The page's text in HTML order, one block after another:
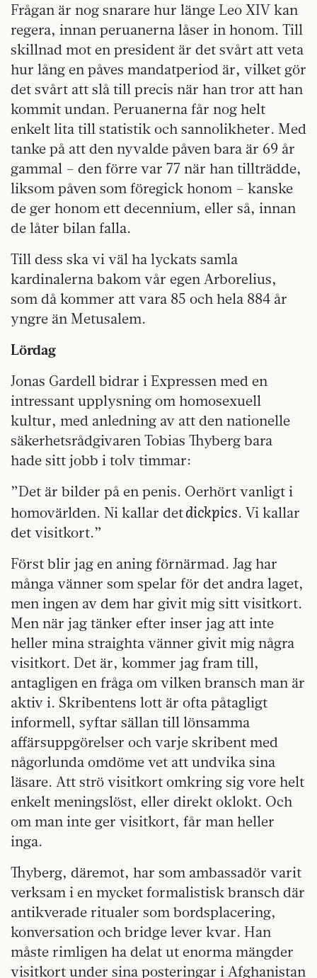
Frågan är nog snarare hur länge Leo XIV kan
regera, innan peruanerna låser in honom. Till
skillnad mot en president är det svårt att veta
hur lång en påves mandatperiod är, vilket gör
det svårt att slå till precis när han tror att han
kommit undan. Peruanerna får nog helt
enkelt lita till statistik och sannolikheter. Med
tanke på att den nyvalde påven bara är 69 år
gammal – den förre var 77 när han tillträdde,
liksom påven som föregick honom – kanske
de ger honom ett decennium, eller så, innan
de låter bilan falla.
Till dess ska vi väl ha lyckats samla
kardinalerna bakom vår egen Arborelius,
som då kommer att vara 85 och hela 884 år
yngre än Metusalem.
Lördag
Jonas Gardell bidrar i Expressen med en
intressant upplysning om homosexuell
kultur, med anledning av att den nationelle
säkerhetsrådgivaren Tobias Thyberg bara
hade sitt jobb i tolv timmar:
”Det är bilder på en penis. Oerhört vanligt i
homovärlden. Ni kallar detdickpics. Vi kallar
det visitkort.”
Först blir jag en aning förnärmad. Jag har
många vänner som spelar för det andra laget,
men ingen av dem har givit mig sitt visitkort.
Men när jag tänker efter inser jag att inte
heller mina straighta vänner givit mig några
visitkort. Det är, kommer jag fram till,
antagligen en fråga om vilken bransch man är
aktiv i. Skribentens lott är ofta påtagligt
informell, syftar sällan till lönsamma
affärsuppgörelser och varje skribent med
någorlunda omdöme vet att undvika sina
läsare. Att strö visitkort omkring sig vore helt
enkelt meningslöst, eller direkt oklokt. Och
om man inte ger visitkort, får man heller
inga.
Thyberg, däremot, har som ambassadör varit
verksam i en mycket formalistisk bransch där
antikverade ritualer som bordsplacering,
konversation och bridge lever kvar. Han
måste rimligen ha delat ut enorma mängder
visitkort under sina posteringar i Afghanistan